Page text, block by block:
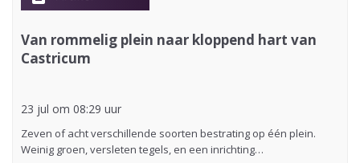
Van rommelig plein naar kloppend hart van
Castricum
23 jul om 08:29 uur
Zeven of acht verschillende soorten bestrating op één plein.
Weinig groen, versleten tegels, en een inrichting…